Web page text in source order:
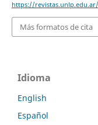
https://
Más formatos de cita
Idioma
English
Español